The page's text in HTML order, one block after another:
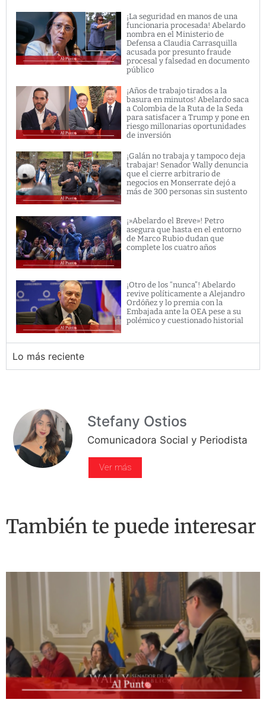
¡La seguridad en manos de una
funcionaria procesada! Abelardo
nombra en el Ministerio de
Defensa a Claudia Carrasquilla
acusada por presunto fraude
procesal y falsedad en documento
público
¡Años de trabajo tirados a la
basura en minutos! Abelardo saca
a Colombia de la Ruta de la Seda
para satisfacer a Trump y pone en
riesgo millonarias oportunidades
de inversión
¡Galán no trabaja y tampoco deja
trabajar! Senador Wally denuncia
que el cierre arbitrario de
negocios en Monserrate dejó a
más de 300 personas sin sustento
¡»Abelardo el Breve»! Petro
asegura que hasta en el entorno
de Marco Rubio dudan que
complete los cuatro años
¡Otro de los “nunca”! Abelardo
revive políticamente a Alejandro
Ordóñez y lo premia con la
Embajada ante la OEA pese a su
polémico y cuestionado historial
Lo más reciente
Stefany Ostios
Comunicadora Social y Periodista
Ver más
También te puede interesar